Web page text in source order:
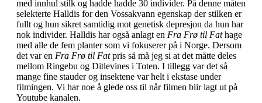
med innhul stilk og hadde hadde 30 individer. På denne måten
selekterte Halldis for den Vossakvann egenskap der stilken er
fullt og hun sikret samtidig mot genetisk depresjon da hun har
nok individer. Halldis har også anlagt en Fra Frø til Fathage
med alle de fem planter som vi fokuserer på i Norge. Dersom
det var en Fra Frø til Fatpris så må jeg si at det måtte deles
mellom Ringebu og Ditlevines i Toten. I tillegg var det så
mange fine stauder og insektene var helt i ekstase under
filmingen. Vi har noe å glede oss til når filmen blir lagt ut på
Youtube kanalen.